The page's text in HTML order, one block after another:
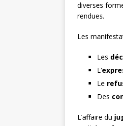
diverses
rendues.
Les
Les
L’
Le
Des
L’affaire du